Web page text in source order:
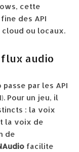
cette
des API
ou locaux.
flux audio
par les API
Pour un jeu, il
: la voix
la voix de
de
facilite